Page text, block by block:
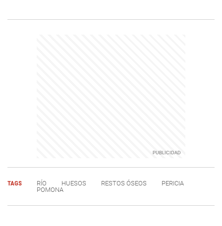
TAGS RÍO HUESOS RESTOS ÓSEOS
PERICIA
POMONA